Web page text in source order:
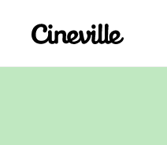
Cineville Logo